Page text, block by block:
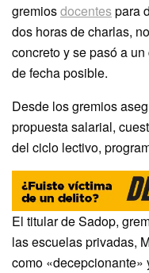
gremiosdocentespara
dos horas de charlas,
concreto y se pasó a
de fecha posible.
Desde los gremios
propuesta salarial,
del ciclo lectivo,
El titular de Sadop,
las escuelas privadas,
como «decepcionante»